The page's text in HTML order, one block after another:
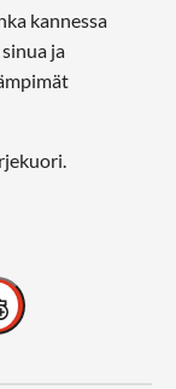
kannessa
ja